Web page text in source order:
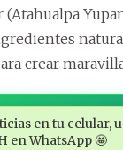
(Atahualpa
crear
en tu celular,
en WhatsApp 🤩